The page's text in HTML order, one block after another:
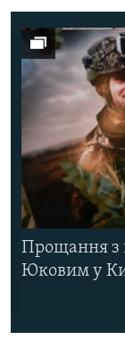
Прощання з
Юковим у